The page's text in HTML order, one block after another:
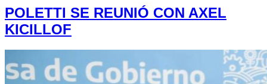
POLETTI SE REUNIÓ CON AXEL
KICILLOF